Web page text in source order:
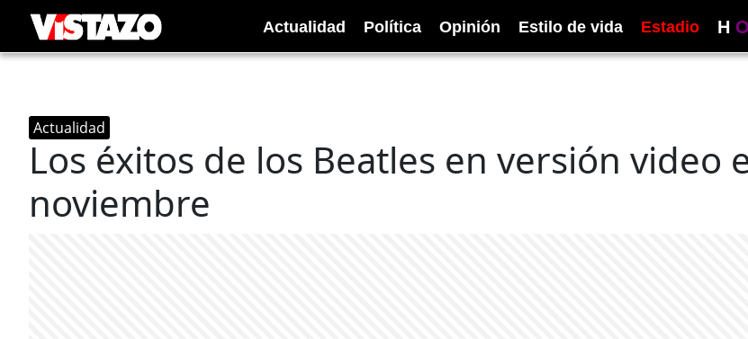
Actualidad Política Opinión Estilo de vida Estadio H O
Actualidad
Los éxitos de los Beatles en versión video
noviembre